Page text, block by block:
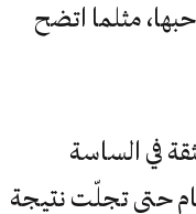
مثلما اتضح
في الساسة
حتى تجلّت نتيجة